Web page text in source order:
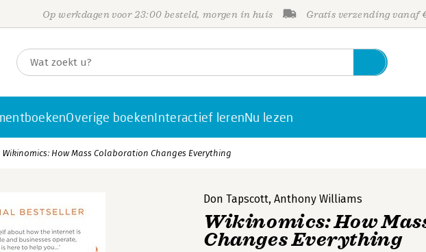
Op werkdagen voor 23:00 besteld, morgen in huis Gratis verzending vanaf
Overige boekenInteractief lerenNu lezen
Wikinomics: How Mass Colaboration Changes Everything
Don Tapscott,Anthony Williams
Wikinomics: How
Changes Everything